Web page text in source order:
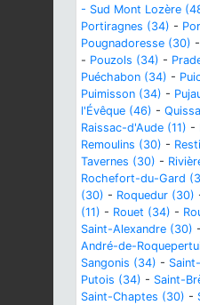
- Sud Mont Lozère
Portiragnes (34) -
Pougnadoresse (30) -
- Pouzols (34) -
Puéchabon (34) -
Puimisson (34) -
l'Évêque (46) -
Raissac-d'Aude (11) -
Remoulins (30) -
Tavernes (30) -
Rochefort-du-Gard
(30) - Roquedur (30)
(11) - Rouet (34) -
Saint-Alexandre (30) -
André-de-
Sangonis (34) -
Putois (34) - Saint-
Saint-Chaptes (30) -